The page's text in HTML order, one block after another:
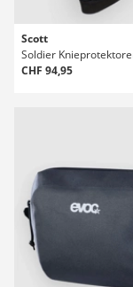
Scott
Soldier
CHF 94,95